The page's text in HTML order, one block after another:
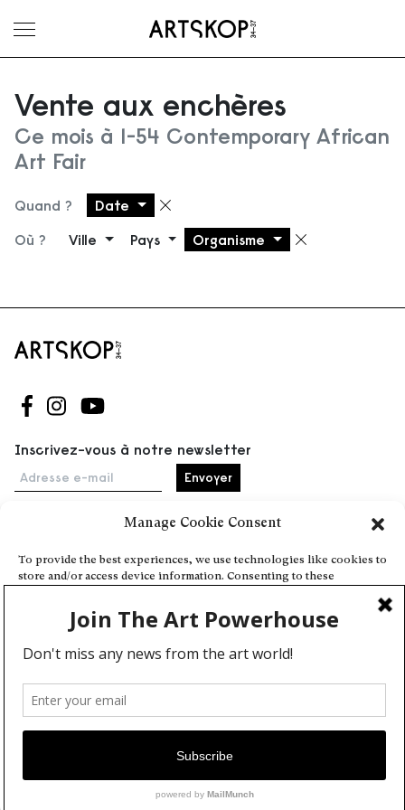
Manage Cookie Consent
To provide the best experiences, we use technologies like cookies to
store and/or access device information. Consenting to these
or unique IDs on this site. Not consenting or withdrawing consent,
may adversely affect certain features and functions.
Deny
View preferences
Cookie Policy
Ouvrir le menu
Vente aux enchères
Ce mois à 1-54 Contemporary African
Art Fair
Quand ? Date Supprimer le filtre
Où ? Ville Pays Organisme
Suivez-nous sur Facebook
Suivez-nous sur Instagram
Suivez-nous sur Youtube
Inscrivez-vous à notre newsletter
Adresse e-mail
Accueil
Événements
À propos
Partenaires
Contact
Conditions générales
Confidentialité et cookies
Communiquer votre événement